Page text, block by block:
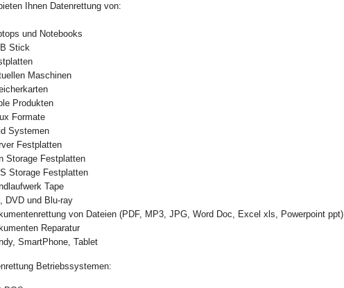
Ihnen Datenrettung von:
und Notebooks
Stick
Maschinen
Produkten
Formate
Systemen
Festplatten
Storage Festplatten
Storage Festplatten
Tape
DVD und Blu-ray
von Dateien (PDF, MP3, JPG, Word Doc, Excel xls, Powerpoint ppt)
Reparatur
SmartPhone, Tablet
Betriebssystemen: